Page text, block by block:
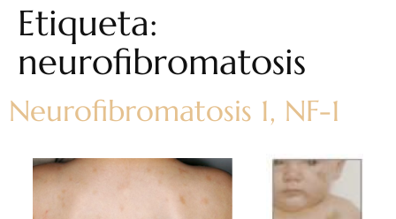
Etiqueta:
neurofibromatosis
Neurofibromatosis 1, NF-1